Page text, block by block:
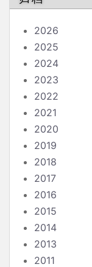
2026
2025
2024
2023
2022
2021
2020
2019
2018
2017
2016
2015
2014
2013
2011